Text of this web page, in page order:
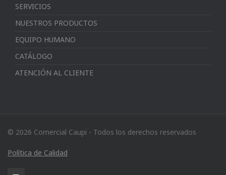
SERVICIOS
NUESTROS PRODUCTOS
EQUIPO HUMANO
CATÁLOGO
ATENCIÓN AL CLIENTE
© 2026 Comercial Caupi - Todos los derechos reservados
Política de Calidad